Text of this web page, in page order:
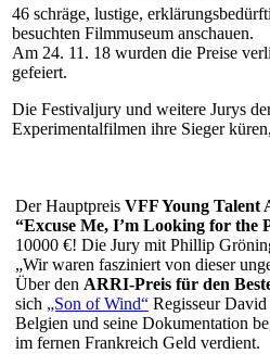
46 schräge, lustige,
besuchten Filmmuseum anschauen.
Am 24. 11. 18 wurden die Preise
gefeiert.
Die Festivaljury und weitere Jurys
Experimentalfilmen ihre Sieger
Der Hauptpreis VFF Young
“Excuse Me, I’m Looking for
10000 €! Die Jury mit Phillip
„Wir waren fasziniert von dieser
Über den ARRI-Preis für den
sich „Son of Wind“ Regisseur
Belgien und seine Dokumentation
im fernen Frankreich Geld verdient.